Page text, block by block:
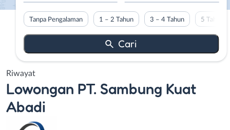
Tanpa Pengalaman 1 – 2 Tahun 3 – 4 Tahun 5 Tahun
Riwayat
Lowongan PT. Sambung Kuat
Abadi